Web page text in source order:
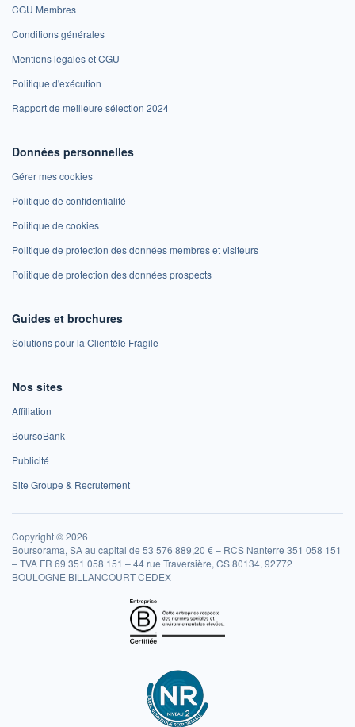
CGU Membres
Conditions générales
Mentions légales et CGU
Politique d'exécution
Rapport de meilleure sélection 2024
Données personnelles
Gérer mes cookies
Politique de confidentialité
Politique de cookies
Politique de protection des données membres et visiteurs
Politique de protection des données prospects
Guides et brochures
Solutions pour la Clientèle Fragile
Nos sites
Affiliation
BoursoBank
Publicité
Site Groupe & Recrutement
Copyright © 2026
Boursorama, SA au capital de 53 576 889,20 € – RCS Nanterre 351 058 151
– TVA FR 69 351 058 151 – 44 rue Traversière, CS 80134, 92772
BOULOGNE BILLANCOURT CEDEX